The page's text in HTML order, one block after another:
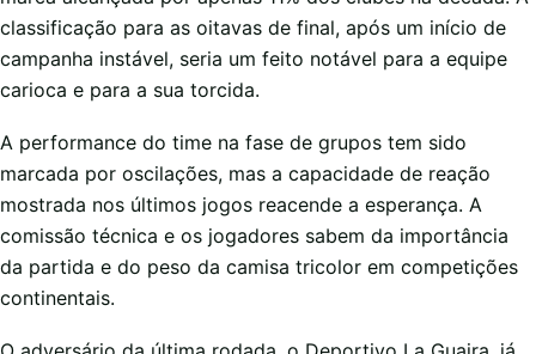
classificação para as oitavas de final, após um início de
campanha instável, seria um feito notável para a equipe
carioca e para a sua torcida.
A performance do time na fase de grupos tem sido
marcada por oscilações, mas a capacidade de reação
mostrada nos últimos jogos reacende a esperança. A
comissão técnica e os jogadores sabem da importância
da partida e do peso da camisa tricolor em competições
continentais.